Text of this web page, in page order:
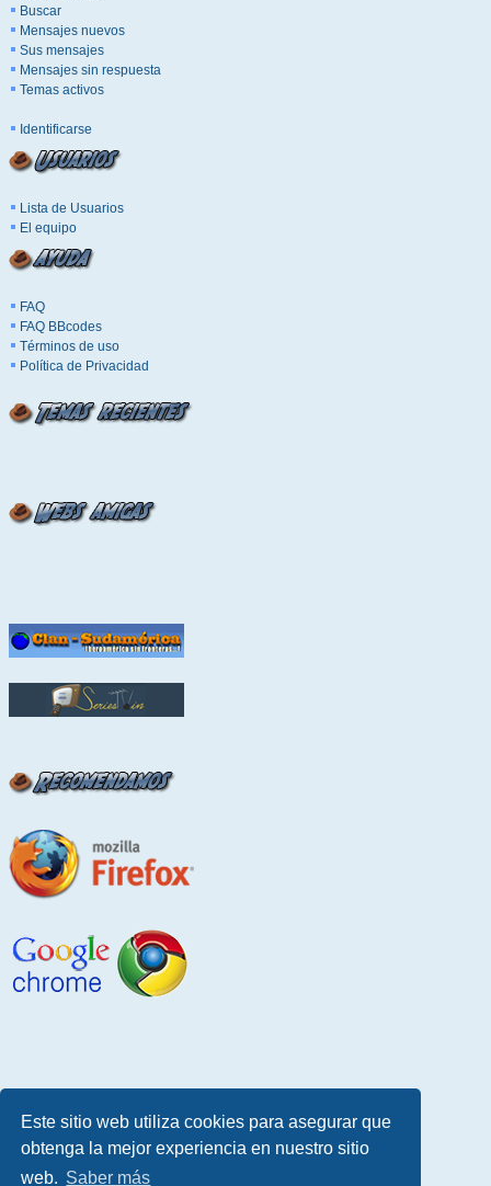
Este sitio web utiliza cookies para asegurar que
obtenga la mejor experiencia en nuestro sitio
web. Saber más
Buscar
Mensajes nuevos
Sus mensajes
Mensajes sin respuesta
Temas activos
Identificarse
Lista de Usuarios
El equipo
FAQ
FAQ BBcodes
Términos de uso
Política de Privacidad